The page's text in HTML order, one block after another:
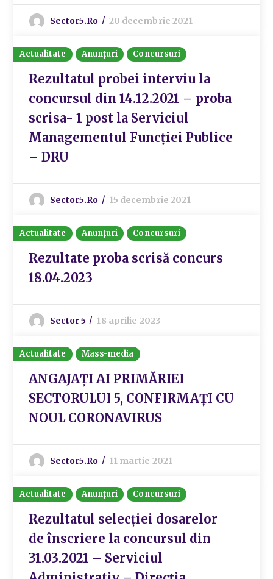
Sector5.ro 20 decembrie 2021
Actualitate Anunțuri Concursuri
Rezultatul probei interviu la
concursul din 14.12.2021 – proba
scrisa- 1 post la Serviciul
Managementul Funcției Publice
– DRU
Sector5.ro 15 decembrie 2021
Actualitate Anunțuri Concursuri
Rezultate proba scrisă concurs
18.04.2023
Sector 5 18 aprilie 2023
Actualitate Mass-media
ANGAJAȚI AI PRIMĂRIEI
SECTORULUI 5, CONFIRMAȚI CU
NOUL CORONAVIRUS
Sector5.ro 11 martie 2021
Actualitate Anunțuri Concursuri
Rezultatul selecției dosarelor
de înscriere la concursul din
31.03.2021 – Serviciul